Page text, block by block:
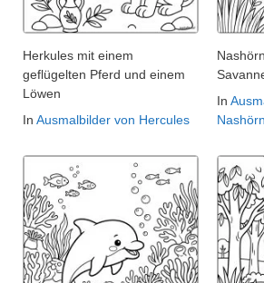
Herkules mit einem
geflügelten Pferd und einem
Löwen
In Ausmalbilder von Hercules
In